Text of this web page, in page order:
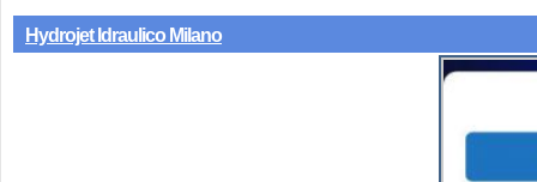
Hydrojet Idraulico Milano